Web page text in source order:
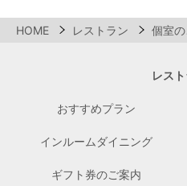
HOME レストラン 個室
レス
おすすめプラン
インルームダイニング
ギフト券のご案内